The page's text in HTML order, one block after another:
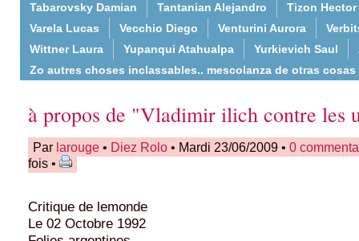
Tabarovsky Damian
Tantanian Alejandro
Tizon Hector
Varela Lucas
Vecchio Diego Venturini Aurora
Wittner Laura
Yupanqui Atahualpa Yurkievich Saul
Zo autres choses inclassables.. mescolanza de otras cosas
à propos de "Vladimir ilich contre les
Par larouge • Diez Rolo • Mardi 23/06/2009 • 0
fois •
Critique de lemonde
Le 02 Octobre 1992